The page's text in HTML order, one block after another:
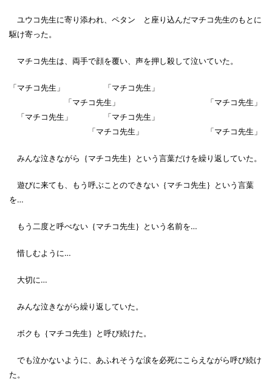
ユウコ先生に寄り添われ、ペタン と座り込んだマチコ先生のもとに
駆け寄った。
マチコ先生は、両手で顔を覆い、声を押し殺して泣いていた。
「マチコ先生」 「マチコ先生」
「マチコ先生」 「マチコ先生」
「マチコ先生」 「マチコ先生」
「マチコ先生」 「マチコ先生」
みんな泣きながら｛マチコ先生｝という言葉だけを繰り返していた。
遊びに来ても、もう呼ぶことのできない｛マチコ先生｝という言葉
を…
もう二度と呼べない｛マチコ先生｝という名前を…
惜しむように…
大切に…
みんな泣きながら繰り返していた。
ボクも｛マチコ先生｝と呼び続けた。
でも泣かないように、あふれそうな涙を必死にこらえながら呼び続け
た。